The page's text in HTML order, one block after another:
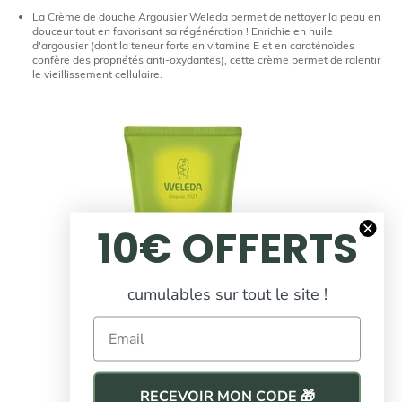
La Crème de douche Argousier Weleda permet de nettoyer la peau en
douceur tout en favorisant sa régénération ! Enrichie en huile
d'argousier (dont la teneur forte en vitamine E et en caroténoïdes
confère des propriétés anti-oxydantes), cette crème permet de ralentir
le vieillissement cellulaire.
10€ OFFERTS
cumulables sur tout le site !
Email
RECEVOIR MON CODE 🎁